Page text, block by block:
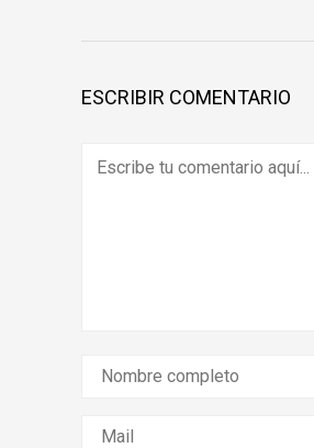
ESCRIBIR COMENTARIO